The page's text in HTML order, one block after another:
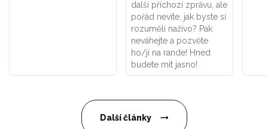
další příchozí zprávu, ale
pořád nevíte, jak byste si
rozuměli naživo? Pak
neváhejte a pozvěte
ho/ji na rande! Hned
budete mít jasno!
Další články